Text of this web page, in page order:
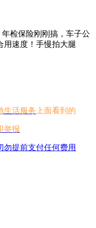
检保险刚刚搞，车子公
用速度！手慢拍大腿
生活服务 上面看到的
举报
勿提前支付任何费用